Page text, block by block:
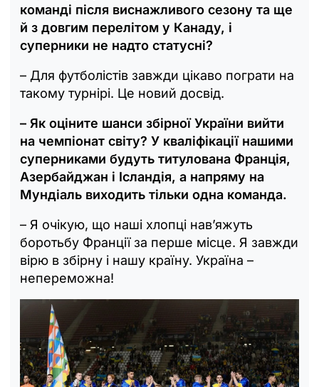
команді після виснажливого сезону та ще
й з довгим перелітом у Канаду, і
суперники не надто статусні?
– Для футболістів завжди цікаво пограти на
такому турнірі. Це новий досвід.
– Як оціните шанси збірної України вийти
на чемпіонат світу? У кваліфікації нашими
суперниками будуть титулована Франція,
Азербайджан і Ісландія, а напряму на
Мундіаль виходить тільки одна команда.
– Я очікую, що наші хлопці нав’яжуть
боротьбу Франції за перше місце. Я завжди
вірю в збірну і нашу країну. Україна –
непереможна!